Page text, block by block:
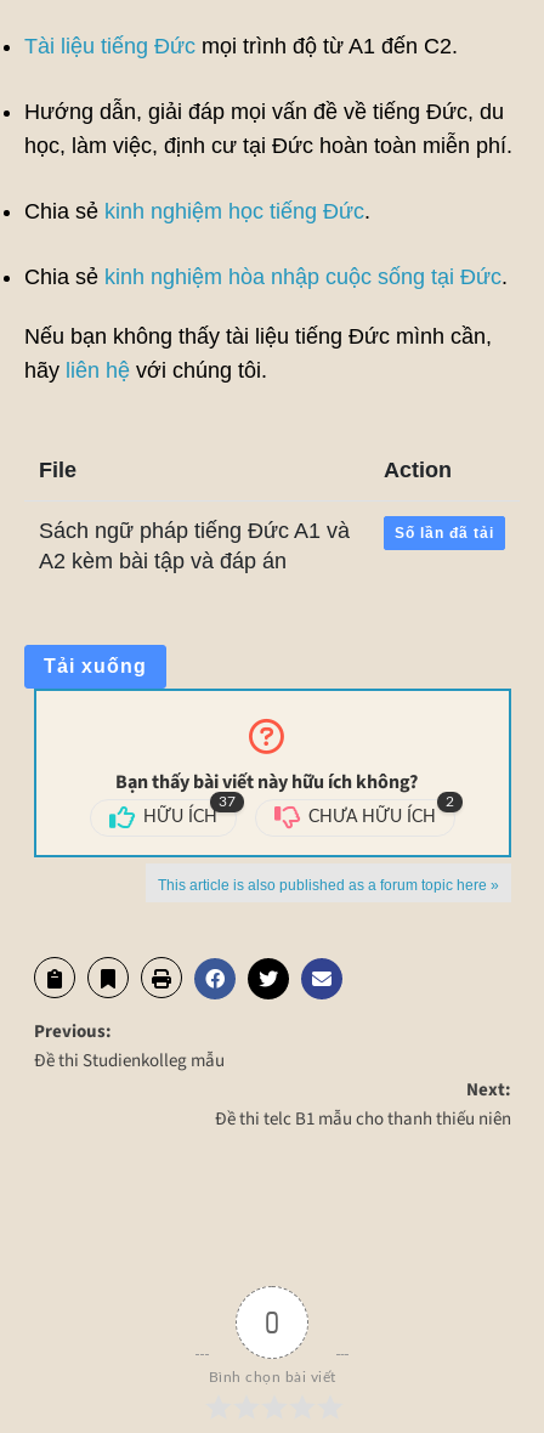
Tài liệu tiếng Đức mọi trình độ từ A1 đến C2.
Hướng dẫn, giải đáp mọi vấn đề về tiếng Đức, du
học, làm việc, định cư tại Đức hoàn toàn miễn phí.
Chia sẻ kinh nghiệm học tiếng Đức.
Chia sẻ kinh nghiệm hòa nhập cuộc sống tại Đức.
Nếu bạn không thấy tài liệu tiếng Đức mình cần,
hãy liên hệ với chúng tôi.
File Action
Sách ngữ pháp tiếng Đức A1 và
A2 kèm bài tập và đáp án
Số lần đã tải
Tải xuống
Bạn thấy bài viết này hữu ích không?
HỮU ÍCH
37
CHƯA HỮU ÍCH
2
This article is also published as a forum topic here »
Previous:
Đề thi Studienkolleg mẫu
Next:
Đề thi telc B1 mẫu cho thanh thiếu niên
0
Bình chọn bài viết